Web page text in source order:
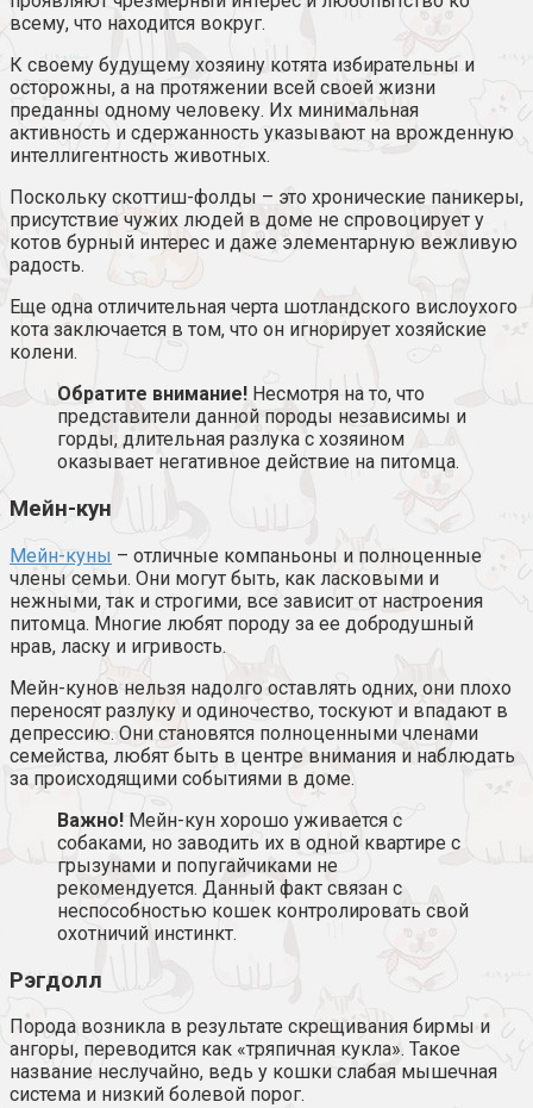
всему, что находится вокруг.
К своему будущему хозяину котята избирательны и
осторожны, а на протяжении всей своей жизни
преданны одному человеку. Их минимальная
активность и сдержанность указывают на врожденную
интеллигентность животных.
Поскольку скоттиш-фолды – это хронические паникеры,
присутствие чужих людей в доме не спровоцирует у
котов бурный интерес и даже элементарную вежливую
радость.
Еще одна отличительная черта шотландского вислоухого
кота заключается в том, что он игнорирует хозяйские
колени.
Обратите внимание! Несмотря на то, что
представители данной породы независимы и
горды, длительная разлука с хозяином
оказывает негативное действие на питомца.
Мейн-кун
Мейн-куны – отличные компаньоны и полноценные
члены семьи. Они могут быть, как ласковыми и
нежными, так и строгими, все зависит от настроения
питомца. Многие любят породу за ее добродушный
нрав, ласку и игривость.
Мейн-кунов нельзя надолго оставлять одних, они плохо
переносят разлуку и одиночество, тоскуют и впадают в
депрессию. Они становятся полноценными членами
семейства, любят быть в центре внимания и наблюдать
за происходящими событиями в доме.
Важно! Мейн-кун хорошо уживается с
собаками, но заводить их в одной квартире с
грызунами и попугайчиками не
рекомендуется. Данный факт связан с
неспособностью кошек контролировать свой
охотничий инстинкт.
Рэгдолл
Порода возникла в результате скрещивания бирмы и
ангоры, переводится как «тряпичная кукла». Такое
название неслучайно, ведь у кошки слабая мышечная
система и низкий болевой порог.